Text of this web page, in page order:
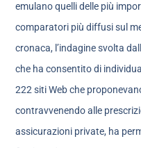
emulano quelli delle più
comparatori più diffusi sul
cronaca, l’indagine svolta
che ha consentito di
222 siti Web che
contravvenendo alle
assicurazioni private, ha